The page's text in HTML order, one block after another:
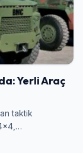
Yerli Araç
taktik